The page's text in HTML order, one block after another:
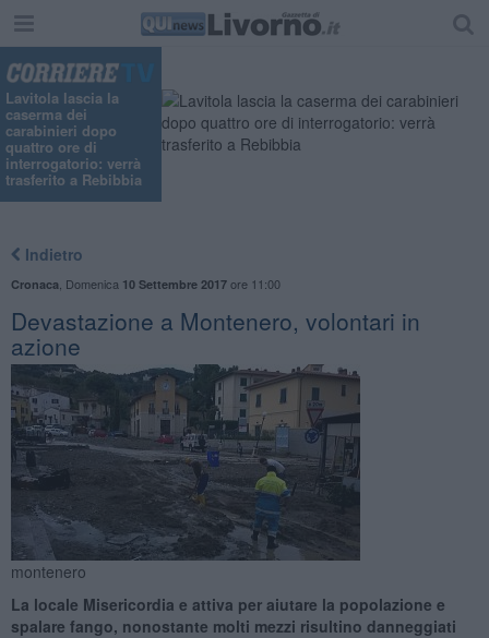
Lavitola lascia la
caserma dei
carabinieri dopo
quattro ore di
interrogatorio: verrà
trasferito a Rebibbia
Indietro
Cronaca Domenica 10 Settembre 2017ore 11:00
Devastazione a Montenero, volontari in
azione
montenero
La locale Misericordia e attiva per aiutare la popolazione e
spalare fango, nonostante molti mezzi risultino danneggiati